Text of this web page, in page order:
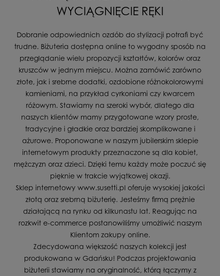
WYCIĄGNIĘCIE RĘKI
Dobranie odpowiednich ozdób do stylizacji potrafi być
trudne. Biżuteria dostępna online to wygodny sposób na
przeglądanie wielu propozycji kształtów, kolorów oraz
kruszców w jednym miejscu. Można zamówić zarówno
złote, jak i srebrne dodatki, ozdobione różnokolorowymi
kamieniami, na przykład cyrkoniami czy kwarcem
różowym. Stawiamy na szeroki wybór, dlatego dla
naszych klientów mamy przygotowane wzory proste,
tradycyjne i gładkie oraz bardziej skomplikowane i
ażurowe. Proponowane w naszym jubilerskim sklepie
internetowym produkty przeznaczone są dla kobiet,
mężczyzn oraz dzieci. Dzięki temu każdy może poczuć się
pięknie w trakcie wyjątkowej okazji.
Sklep internetowy www.susetti.pl oferuje wysokiej jakości
złotą oraz srebrną biżuterię. Jesteśmy firmą prężnie
działającą na rynku od kilkunastu lat. Reagując na
rozkwit e-commerce postanowiliśmy umożliwić naszym
Klientom zakupy online.
Zdecydowana większość naszych kolekcji jest
produkowana w Gdańsku! Podczas projektowania
biżuterii stawiamy na oryginalność, którą łączymy z